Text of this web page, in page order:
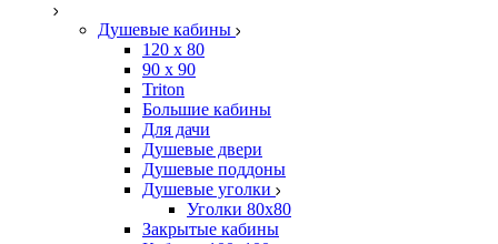
Душевые кабины
120 x 80
90 х 90
Triton
Большие кабины
Для дачи
Душевые двери
Душевые поддоны
Душевые уголки
Уголки 80х80
Закрытые кабины